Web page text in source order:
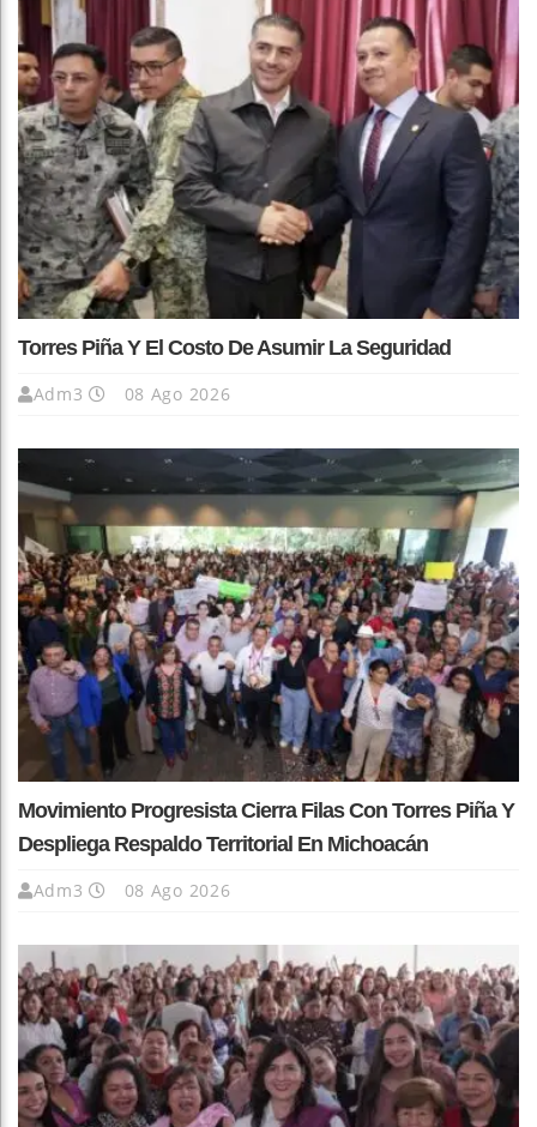
Torres Piña Y El Costo De Asumir La Seguridad
Adm3 08 Ago 2026
Movimiento Progresista Cierra Filas Con Torres Piña Y
Despliega Respaldo Territorial En Michoacán
Adm3 08 Ago 2026